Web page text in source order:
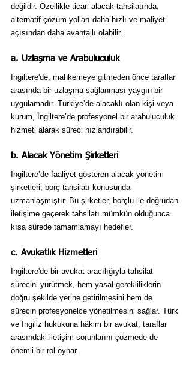
değildir. Özellikle ticari alacak tahsilatında,
alternatif çözüm yolları daha hızlı ve maliyet
açısından daha avantajlı olabilir.
a. Uzlaşma ve Arabuluculuk
İngiltere'de, mahkemeye gitmeden önce taraflar
arasında bir uzlaşma sağlanması yaygın bir
uygulamadır. Türkiye’de alacaklı olan kişi veya
kurum, İngiltere’de profesyonel bir arabuluculuk
hizmeti alarak süreci hızlandırabilir.
b. Alacak Yönetim Şirketleri
İngiltere’de faaliyet gösteren alacak yönetim
şirketleri, borç tahsilatı konusunda
uzmanlaşmıştır. Bu şirketler, borçlu ile doğrudan
iletişime geçerek tahsilatı mümkün olduğunca
kısa sürede tamamlamayı hedefler.
c. Avukatlık Hizmetleri
İngiltere'de bir avukat aracılığıyla tahsilat
sürecini yürütmek, hem yasal gerekliliklerin
doğru şekilde yerine getirilmesini hem de
sürecin profesyonelce yönetilmesini sağlar. Türk
ve İngiliz hukukuna hâkim bir avukat, taraflar
arasındaki iletişim sorunlarını çözmede de
önemli bir rol oynar.